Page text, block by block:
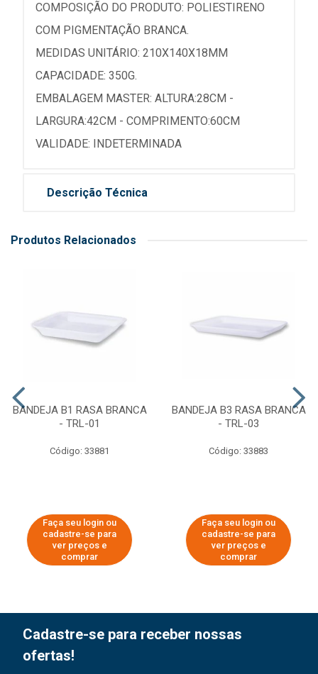
COMPOSIÇÃO DO PRODUTO: POLIESTIRENO
COM PIGMENTAÇÃO BRANCA.
MEDIDAS UNITÁRIO: 210X140X18MM
CAPACIDADE: 350G.
EMBALAGEM MASTER: ALTURA:28CM -
LARGURA:42CM - COMPRIMENTO:60CM
VALIDADE: INDETERMINADA
Descrição Técnica
Produtos Relacionados
BANDEJA B1 RASA BRANCA
- TRL-01
Código: 33881
Faça seu login ou
cadastre-se para
ver preços e
comprar
BANDEJA B3 RASA BRANCA
- TRL-03
Código: 33883
Faça seu login ou
cadastre-se para
ver preços e
comprar
Cadastre-se para receber nossas
ofertas!